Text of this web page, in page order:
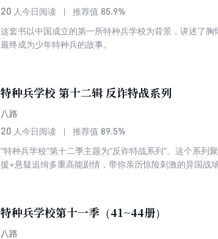
20 人今日阅读 推荐值 85.9%
这套书以中国成立的第一所特种兵学校为背景，讲述了
最终成为少年特种兵的故事。
特种兵学校 第十二辑 反诈特战系列
八路
20 人今日阅读 推荐值 89.5%
“特种兵学校”第十二季主题为“反诈特战系列”。这个系
援+悬疑追缉多重高能剧情，带你亲历惊险刺激的异国战
特种兵学校第十一季（41~44册）
八路